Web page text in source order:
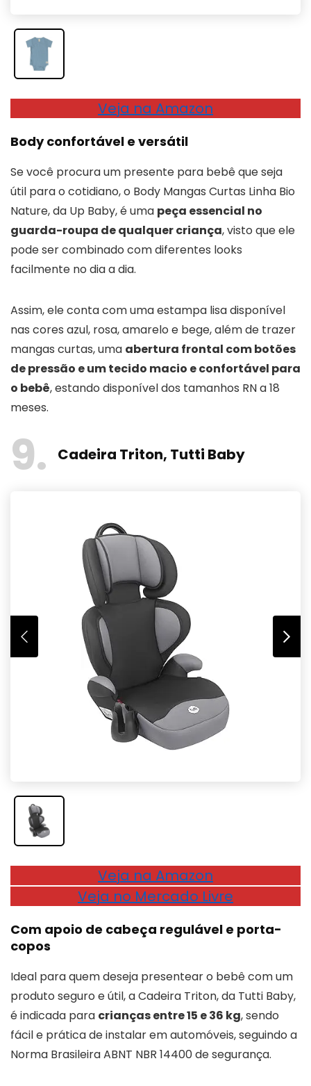
Veja na Amazon
Body confortável e versátil
Se você procura um presente para bebê que seja
útil para o cotidiano, o Body Mangas Curtas Linha Bio
Nature, da Up Baby, é uma peça essencial no
guarda-roupa de qualquer criança, visto que ele
pode ser combinado com diferentes looks
facilmente no dia a dia.
Assim, ele conta com uma estampa lisa disponível
nas cores azul, rosa, amarelo e bege, além de trazer
mangas curtas, uma abertura frontal com botões
de pressão e um tecido macio e confortável para
o bebê, estando disponível dos tamanhos RN a 18
meses.
9 Cadeira Triton, Tutti Baby
Veja na Amazon
Veja no Mercado Livre
Com apoio de cabeça regulável e porta-
copos
Ideal para quem deseja presentear o bebê com um
produto seguro e útil, a Cadeira Triton, da Tutti Baby,
é indicada para crianças entre 15 e 36 kg, sendo
fácil e prática de instalar em automóveis, seguindo a
Norma Brasileira ABNT NBR 14400 de segurança.